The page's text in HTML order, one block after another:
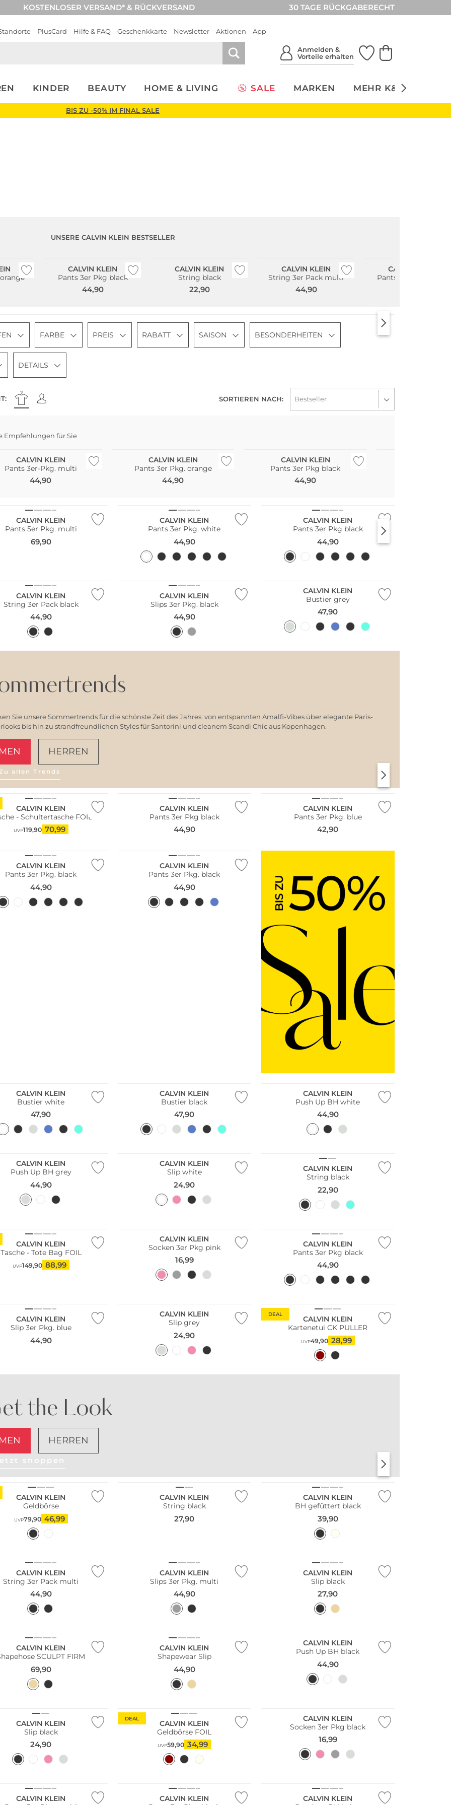
KOSTENLOSER VERSAND* & RÜCKVERSAND 30 TAGE RÜCKGABERECHT
PlusCard Hilfe & FAQ Geschenkkarte Newsletter Aktionen App
Anmelden &
Vorteile erhalten
KINDER BEAUTY HOME & LIVING SALE MARKEN MEHR K&Ö
BIS ZU -50% IM FINAL SALE
UNSERE CALVIN KLEIN BESTSELLER
CALVIN KLEIN
Pants 3er Pkg black
44,90
CALVIN KLEIN
String black
22,90
CALVIN KLEIN
String 3er Pack multi
44,90
CALVIN KLEIN
Pants 3er Pkg. multi
FARBE PREIS RABATT SAISON BESONDERHEITEN
DETAILS
SORTIEREN NACH:
Empfehlungen für Sie
CALVIN KLEIN
Pants 3er-Pkg. multi
44,90
CALVIN KLEIN
Pants 3er Pkg. orange
44,90
CALVIN KLEIN
Pants 3er Pkg black
44,90
CALVIN KLEIN
Pants 5er Pkg. multi
69,90
CALVIN KLEIN
Pants 3er Pkg. white
44,90
CALVIN KLEIN
Pants 3er Pkg black
44,90
CALVIN KLEIN
String 3er Pack black
44,90
CALVIN KLEIN
Slips 3er Pkg. black
44,90
CALVIN KLEIN
Bustier grey
47,90
Sie unsere Sommertrends für die schönste Zeit des Jahres: von entspannten Amalfi-Vibes über elegante Paris-
bis hin zu strandfreundlichen Styles für Santorini und cleanem Scandi Chic aus Kopenhagen.
HERREN
allen Trends
CALVIN KLEIN
- Schultertasche FOIL
UVP119,90 70,99
CALVIN KLEIN
Pants 3er Pkg black
44,90
CALVIN KLEIN
Pants 3er Pkg. blue
42,90
CALVIN KLEIN
Pants 3er Pkg. black
44,90
CALVIN KLEIN
Pants 3er Pkg. black
44,90
CALVIN KLEIN
Bustier white
47,90
CALVIN KLEIN
Bustier black
47,90
CALVIN KLEIN
Push Up BH white
44,90
CALVIN KLEIN
Push Up BH grey
44,90
CALVIN KLEIN
Slip white
24,90
CALVIN KLEIN
String black
22,90
CALVIN KLEIN
Tasche - Tote Bag FOIL
UVP149,90 88,99
CALVIN KLEIN
Socken 3er Pkg pink
16,99
CALVIN KLEIN
Pants 3er Pkg black
44,90
CALVIN KLEIN
Slip 3er Pkg. blue
44,90
CALVIN KLEIN
Slip grey
24,90
DEAL
CALVIN KLEIN
Kartenetui CK PULLER
UVP49,90 28,99
the Look
HERREN
shoppen
CALVIN KLEIN
Geldbörse
UVP79,90 46,99
CALVIN KLEIN
String black
27,90
CALVIN KLEIN
BH gefüttert black
39,90
CALVIN KLEIN
String 3er Pack multi
44,90
CALVIN KLEIN
Slips 3er Pkg. multi
44,90
CALVIN KLEIN
Slip black
27,90
CALVIN KLEIN
SCULPT FIRM
69,90
CALVIN KLEIN
Shapewear Slip
44,90
CALVIN KLEIN
Push Up BH black
44,90
CALVIN KLEIN
Slip black
24,90
DEAL
CALVIN KLEIN
Geldbörse FOIL
UVP59,90 34,99
CALVIN KLEIN
Socken 3er Pkg black
16,99
CALVIN KLEIN
CALVIN KLEIN
CALVIN KLEIN